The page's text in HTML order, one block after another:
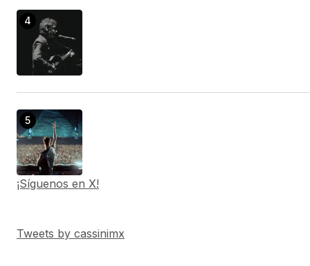
¡Síguenos en X!
Tweets by cassinimx